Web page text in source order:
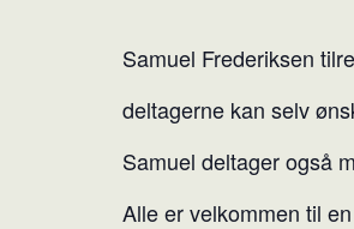
Samuel Frederiksen
deltagerne kan selv
Samuel deltager også
Alle er velkommen til